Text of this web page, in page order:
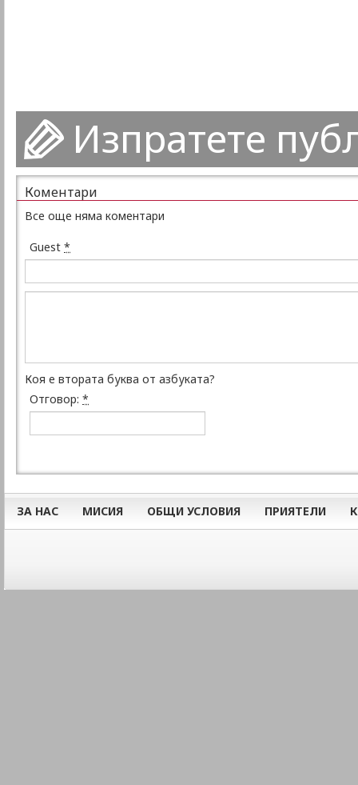
Изпратете
Коментари
Все още няма коментари
Guest *
Коя е втората буква от азбуката?
Отговор: *
ЗА НАС МИСИЯ ОБЩИ УСЛОВИЯ ПРИЯТЕЛИ